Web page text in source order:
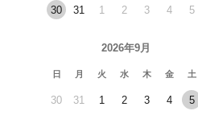
30 31 1 2 3 4 5
2026年9月
日 月 火 水 木 金 土
30 31 1 2 3 4 5